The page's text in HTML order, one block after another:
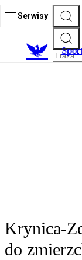
Serwisy
S
Krynica-
do